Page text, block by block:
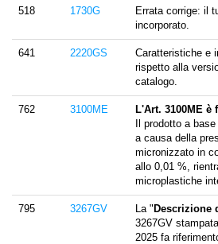
518 1730G Errata corrige: il
incorporato.
641 2220GS
Caratteristiche e
rispetto alla
catalogo.
762 3100ME L'Art. 3100ME è
Il prodotto a
a causa della
micronizzato in
allo 0,01 %,
microplastiche
795 3267GV La " Descrizione
3267GV
2025 fa